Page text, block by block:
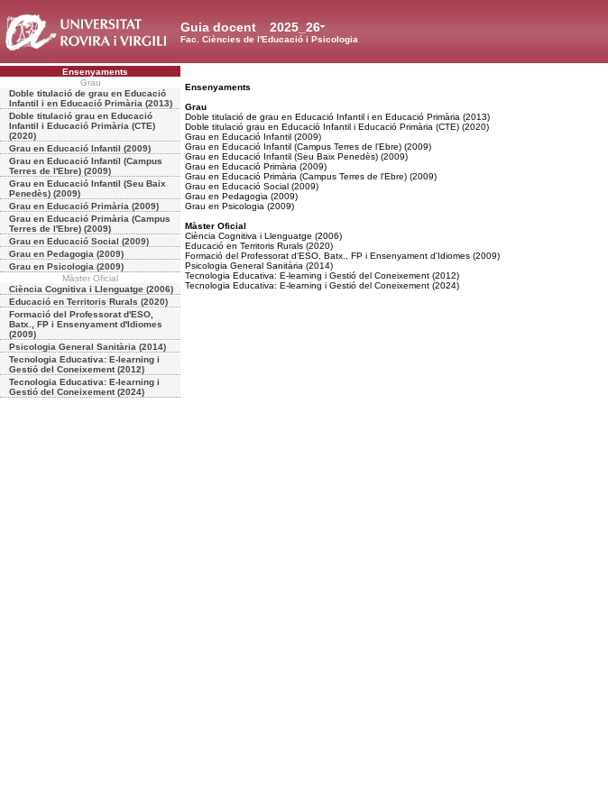
2025_26
Guia docent
Fac. Ciències de l'Educació i Psicologia
Ensenyaments
Grau
Doble titulació de grau en Educació
Infantil i en Educació Primària (2013)
Doble titulació grau en Educació
Infantil i Educació Primària (CTE)
(2020)
Grau en Educació Infantil (2009)
Grau en Educació Infantil (Campus
Terres de l'Ebre) (2009)
Grau en Educació Infantil (Seu Baix
Penedès) (2009)
Grau en Educació Primària (2009)
Grau en Educació Primària (Campus
Terres de l'Ebre) (2009)
Grau en Educació Social (2009)
Grau en Pedagogia (2009)
Grau en Psicologia (2009)
Màster Oficial
Ciència Cognitiva i Llenguatge (2006)
Educació en Territoris Rurals (2020)
Formació del Professorat d'ESO,
Batx., FP i Ensenyament d'Idiomes
(2009)
Psicologia General Sanitària (2014)
Tecnologia Educativa: E-learning i
Gestió del Coneixement (2012)
Tecnologia Educativa: E-learning i
Gestió del Coneixement (2024)
Ensenyaments
Grau
Doble titulació de grau en Educació Infantil i en Educació Primària (2013)
Doble titulació grau en Educació Infantil i Educació Primària (CTE) (2020)
Grau en Educació Infantil (2009)
Grau en Educació Infantil (Campus Terres de l'Ebre) (2009)
Grau en Educació Infantil (Seu Baix Penedès) (2009)
Grau en Educació Primària (2009)
Grau en Educació Primària (Campus Terres de l'Ebre) (2009)
Grau en Educació Social (2009)
Grau en Pedagogia (2009)
Grau en Psicologia (2009)
Màster Oficial
Ciència Cognitiva i Llenguatge (2006)
Educació en Territoris Rurals (2020)
Formació del Professorat d'ESO, Batx., FP i Ensenyament d'Idiomes (2009)
Psicologia General Sanitària (2014)
Tecnologia Educativa: E-learning i Gestió del Coneixement (2012)
Tecnologia Educativa: E-learning i Gestió del Coneixement (2024)